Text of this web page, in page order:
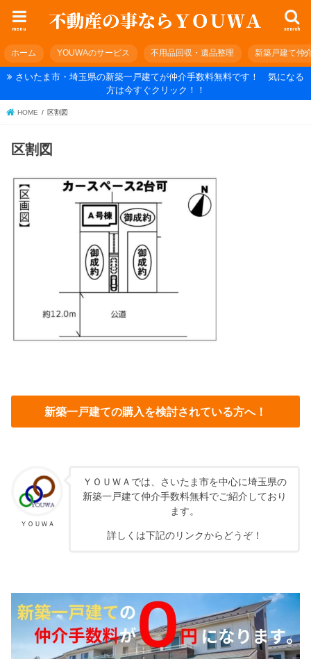
search
menu
ホーム YOUWAのサービス 不用品回収・遺品整理 新築戸建て仲
さいたま市・埼玉県の新築一戸建てが仲介手数料無料です！ 気になる
方は今すぐクリック！！
HOME 区割図
区割図
新築一戸建ての購入を検討されている方へ！
ＹＯＵＷＡ
ＹＯＵＷＡでは、さいたま市を中心に埼玉県の
新築一戸建て仲介手数料無料でご紹介しており
ます。
詳しくは下記のリンクからどうぞ！